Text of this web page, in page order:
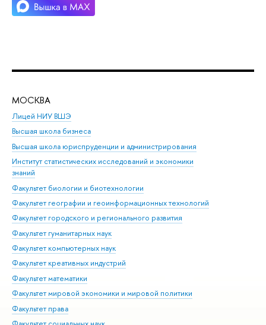
МОСКВА
Лицей НИУ ВШЭ
Высшая школа бизнеса
Высшая школа юриспруденции и администрирования
Институт статистических исследований и экономики
знаний
Факультет биологии и биотехнологии
Факультет географии и геоинформационных технологий
Факультет городского и регионального развития
Факультет гуманитарных наук
Факультет компьютерных наук
Факультет креативных индустрий
Факультет математики
Факультет мировой экономики и мировой политики
Факультет права